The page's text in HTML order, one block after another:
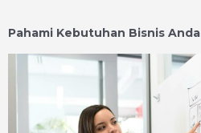
Pahami Kebutuhan Bisnis Anda